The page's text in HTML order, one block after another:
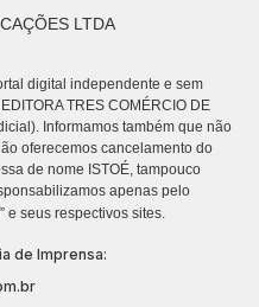
LTDA
digital independente e sem
TRES COMÉRCIO DE
Informamos também que não
oferecemos cancelamento do
de nome ISTOÉ, tampouco
apenas pelo
” e seus respectivos sites.
de Imprensa: